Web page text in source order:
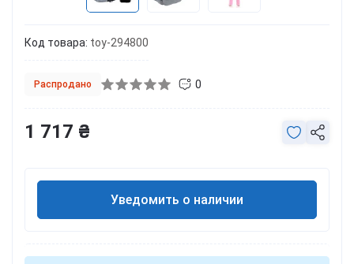
Код товара: toy-294800
Распродано 0
1 717 ₴
Уведомить о наличии